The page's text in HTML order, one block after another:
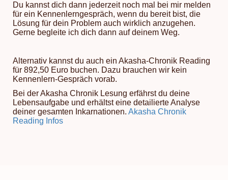
Du kannst dich dann jederzeit noch mal bei mir melden
für ein Kennenlerngespräch, wenn du bereit bist, die
Lösung für dein Problem auch wirklich anzugehen.
Gerne begleite ich dich dann auf deinem Weg.
Alternativ kannst du auch ein Akasha-Chronik Reading
für 892,50 Euro buchen. Dazu brauchen wir kein
Kennenlern-Gespräch vorab.
Bei der Akasha Chronik Lesung erfährst du deine
Lebensaufgabe und erhältst eine detailierte Analyse
deiner gesamten Inkarnationen. Akasha Chronik
Reading Infos